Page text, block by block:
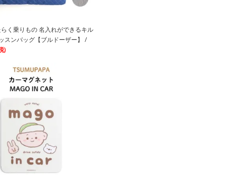
く乗りもの 名入れができるキル
スンバッグ【ブルドーザー】 /
)